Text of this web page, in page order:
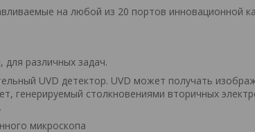
на любой из 20 портов инновационной
различных задач.
UVD детектор. UVD может получать
генерируемый столкновениями вторичных